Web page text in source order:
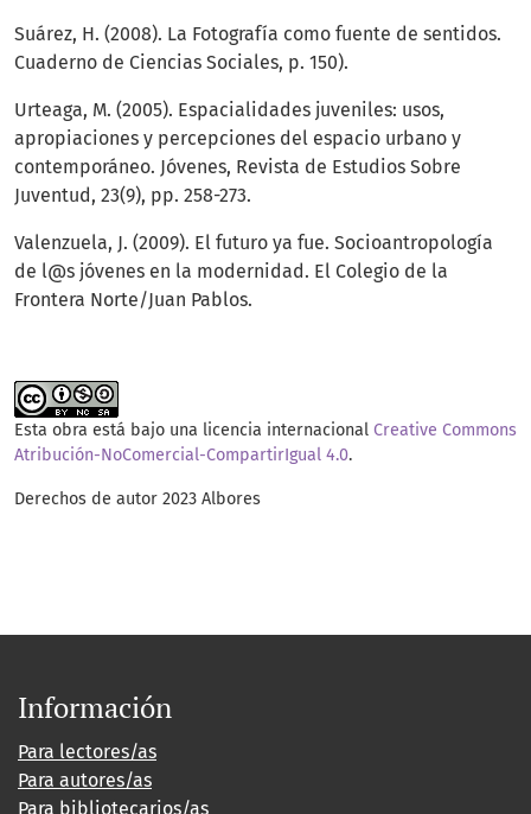
Suárez, H. (2008). La Fotografía como fuente de sentidos.
Cuaderno de Ciencias Sociales, p. 150).
Urteaga, M. (2005). Espacialidades juveniles: usos,
apropiaciones y percepciones del espacio urbano y
contemporáneo. Jóvenes, Revista de Estudios Sobre
Juventud, 23(9), pp. 258-273.
Valenzuela, J. (2009). El futuro ya fue. Socioantropología
de l@s jóvenes en la modernidad. El Colegio de la
Frontera Norte/Juan Pablos.
Esta obra está bajo una licencia internacional Creative Commons
Atribución-NoComercial-CompartirIgual 4.0.
Derechos de autor 2023 Albores
Información
Para lectores/as
Para autores/as
Para bibliotecarios/as